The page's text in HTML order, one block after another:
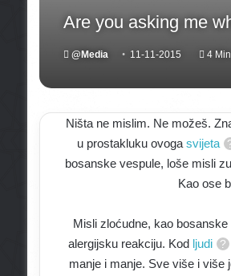
Are you asking me
@Media 11-11-2015 4
Ništa ne mislim. Ne možeš.
u prostakluku ovoga svijeta
bosanske vespule, loše misli
Kao ose
Misli zloćudne, kao
alergijsku reakciju. Kod ljudi
manje i manje. Sve više i više